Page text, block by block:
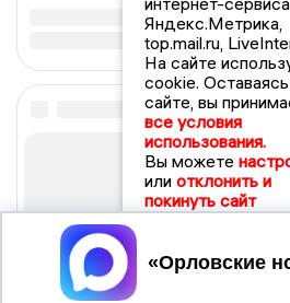
Яндекс.Метрика,
top.mail.ru,
На сайте
cookie.
сайте, вы
все условия
использования.
Вы можете
или отклонить и
покинуть сайт
Принять